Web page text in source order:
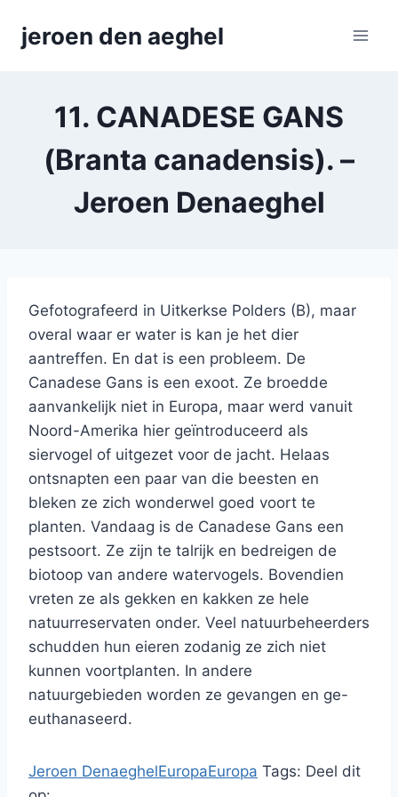
jeroen den aeghel
11. CANADESE GANS
(Branta canadensis). –
Jeroen Denaeghel
Gefotografeerd in Uitkerkse Polders (B), maar
overal waar er water is kan je het dier
aantreffen. En dat is een probleem. De
Canadese Gans is een exoot. Ze broedde
aanvankelijk niet in Europa, maar werd vanuit
Noord-Amerika hier geïntroduceerd als
siervogel of uitgezet voor de jacht. Helaas
ontsnapten een paar van die beesten en
bleken ze zich wonderwel goed voort te
planten. Vandaag is de Canadese Gans een
pestsoort. Ze zijn te talrijk en bedreigen de
biotoop van andere watervogels. Bovendien
vreten ze als gekken en kakken ze hele
natuurreservaten onder. Veel natuurbeheerders
schudden hun eieren zodanig ze zich niet
kunnen voortplanten. In andere
natuurgebieden worden ze gevangen en ge-
euthanaseerd.
Jeroen DenaeghelEuropaEuropa Tags: Deel dit